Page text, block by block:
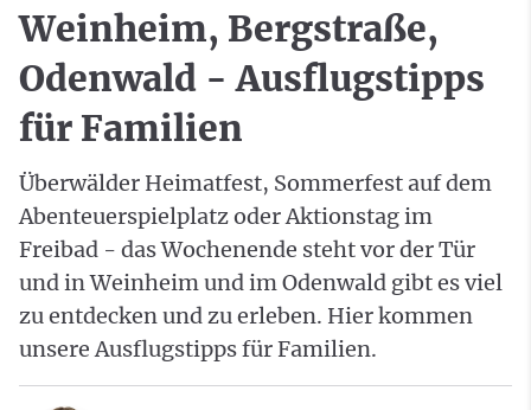
Weinheim, Bergstraße,
Odenwald - Ausflugstipps
für Familien
Überwälder Heimatfest, Sommerfest auf dem
Abenteuerspielplatz oder Aktionstag im
Freibad - das Wochenende steht vor der Tür
und in Weinheim und im Odenwald gibt es viel
zu entdecken und zu erleben. Hier kommen
unsere Ausflugstipps für Familien.